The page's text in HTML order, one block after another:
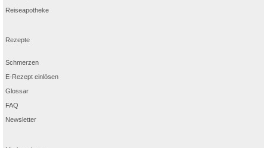
Reiseapotheke
Rezepte
Schmerzen
E-Rezept einlösen
Glossar
FAQ
Newsletter